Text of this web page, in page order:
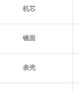
机芯
镜面
表壳